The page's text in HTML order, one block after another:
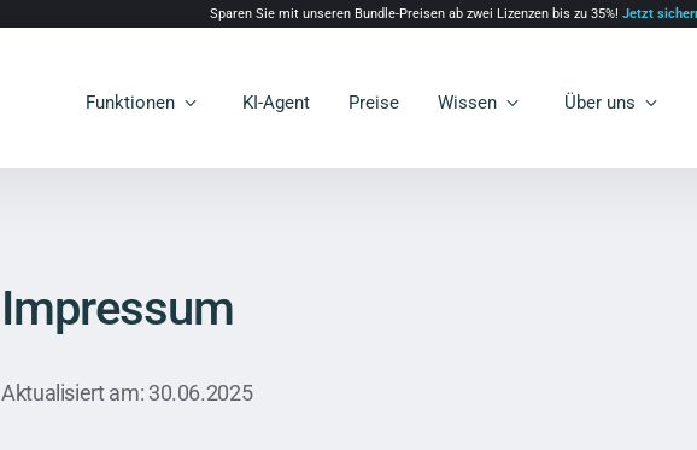
Funktionen KI-Agent Preise Wissen Über uns
Sparen Sie mit unseren Bundle-Preisen ab zwei Lizenzen bis zu 35%! Jetzt
Impressum
Aktualisiert am: 30.06.2025